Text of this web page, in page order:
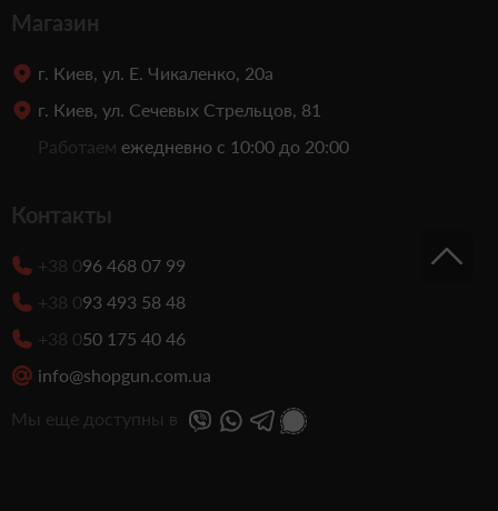
Магазин
г. Киев, ул. Е. Чикаленко, 20а
г. Киев, ул. Сечевых Стрельцов, 81
Работаем ежедневно с 10:00 до 20:00
Контакты
+38 096 468 07 99
+38 093 493 58 48
+38 050 175 40 46
info@shopgun.com.ua
Мы еще доступны в